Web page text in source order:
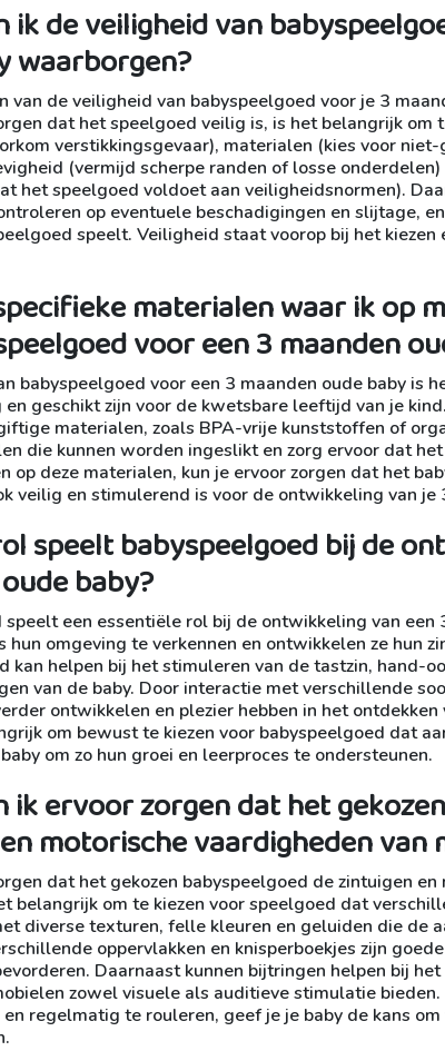
ik de veiligheid van
waarborgen?
van de veiligheid van babyspeelgoed voor je 3
dat het speelgoed veilig is, is het belangrijk om
verstikkingsgevaar), materialen (kies voor
(vermijd scherpe randen of losse
het speelgoed voldoet aan veiligheidsnormen).
op eventuele beschadigingen en slijtage,
speelt. Veiligheid staat voorop bij het
materialen waar ik op
voor een 3 maanden
babyspeelgoed voor een 3 maanden oude baby is
geschikt zijn voor de kwetsbare leeftijd van je
materialen, zoals BPA-vrije kunststoffen of
die kunnen worden ingeslikt en zorg ervoor dat
op deze materialen, kun je ervoor zorgen dat het
veilig en stimulerend is voor de ontwikkeling van je
speelt babyspeelgoed bij de
baby?
speelt een essentiële rol bij de ontwikkeling van een
hun omgeving te verkennen en ontwikkelen ze hun
kan helpen bij het stimuleren van de tastzin, hand-
van de baby. Door interactie met verschillende
ontwikkelen en plezier hebben in het
om bewust te kiezen voor babyspeelgoed dat
om zo hun groei en leerproces te ondersteunen.
ik ervoor zorgen dat het
motorische vaardigheden van
dat het gekozen babyspeelgoed de zintuigen
belangrijk om te kiezen voor speelgoed dat
diverse texturen, felle kleuren en geluiden die de
oppervlakken en knisperboekjes zijn
Daarnaast kunnen bijtringen helpen bij
zowel visuele als auditieve stimulatie
regelmatig te rouleren, geef je je baby de kans